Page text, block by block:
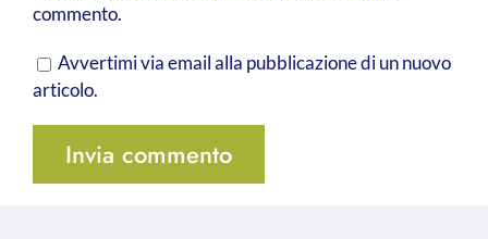
commento.
Avvertimi via email alla pubblicazione di un nuovo
articolo.